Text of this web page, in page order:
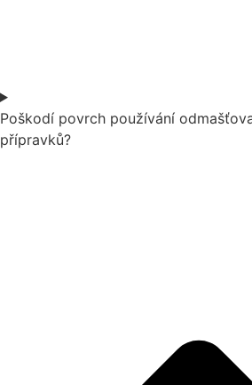
Poškodí povrch používání
přípravků?